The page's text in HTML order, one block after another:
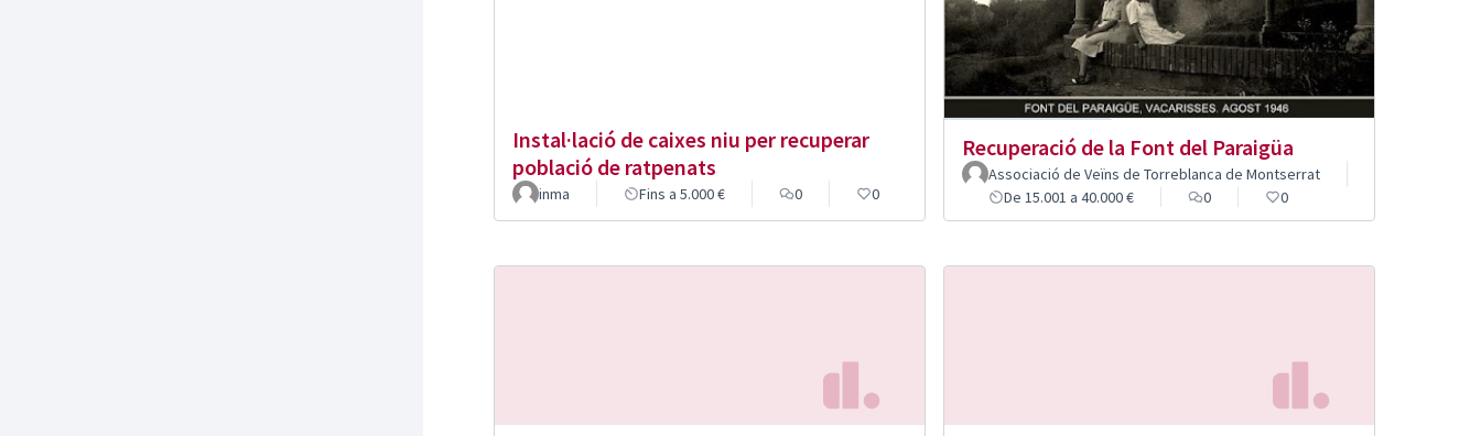
Instal·lació de caixes niu per recuperar
població de ratpenats
inma Fins a 5.000 € 0 0
Recuperació de la Font del Paraigüa
Associació de Veïns de Torreblanca de Montserrat
De 15.001 a 40.000 €
0 0